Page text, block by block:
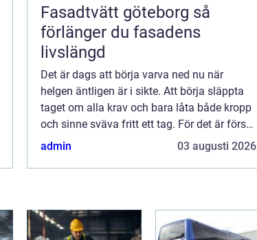
Fasadtvätt göteborg så
förlänger du fasadens
livslängd
Det är dags att börja varva ned nu när
helgen äntligen är i sikte. Att börja släppta
taget om alla krav och bara låta både kropp
och sinne sväva fritt ett tag. För det är först
då som vi också kan släppa fram de
admin 03 augusti 2026